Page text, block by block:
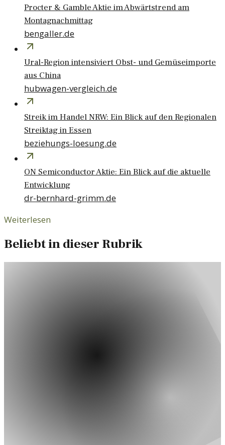
Procter & Gamble Aktie im Abwärtstrend am
Montagnachmittag
bengaller.de
Ural-Region intensiviert Obst- und Gemüseimporte
aus China
hubwagen-vergleich.de
Streik im Handel NRW: Ein Blick auf den Regionalen
Streiktag in Essen
beziehungs-loesung.de
ON Semiconductor Aktie: Ein Blick auf die aktuelle
Entwicklung
dr-bernhard-grimm.de
Weiterlesen
Beliebt in dieser Rubrik